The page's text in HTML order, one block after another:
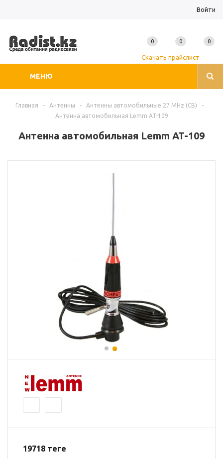
Войти
МЕНЮ
Скачать прайслист
0 0 0
Главная - Антенны - Антенны автомобильные 27 MHz (CB)
-
Антенна автомобильная Lemm AT-109
Антенна автомобильная Lemm AT-109
19718 теңге